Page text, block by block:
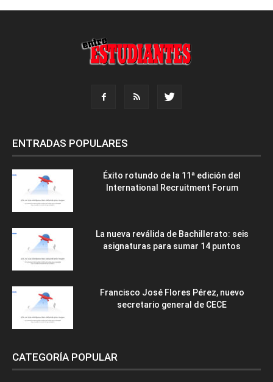
ENTRADAS POPULARES
Éxito rotundo de la 11ª edición del
International Recruitment Forum
La nueva reválida de Bachillerato: seis
asignaturas para sumar 14 puntos
Francisco José Flores Pérez, nuevo
secretario general de CECE
CATEGORÍA POPULAR